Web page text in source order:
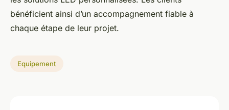
bénéficient ainsi d’un accompagnement fiable à
chaque étape de leur projet.
Equipement